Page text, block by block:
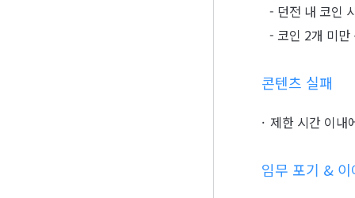
- 던전 내 코인
- 코인 2개 미만
콘텐츠 실패
제한 시간 이내
임무 포기 &